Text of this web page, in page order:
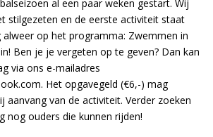
al een paar weken gestart. Wij
stilgezeten en de eerste activiteit staat
op het programma: Zwemmen in
Ben je je vergeten op te geven? Dan kan
via ons e-mailadres
Het opgavegeld (€6,-) mag
aanvang van de activiteit. Verder zoeken
nog ouders die kunnen rijden!